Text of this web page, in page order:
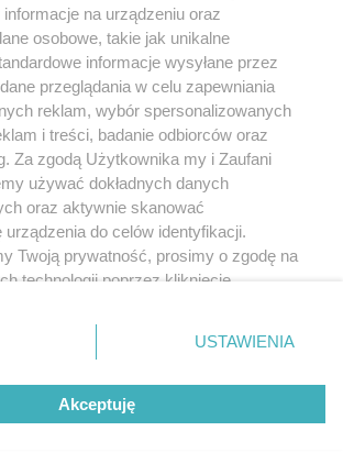
pięciu porcji dziennie.
jak Polacy
jedzą warzywa i owoce
na urządzeniu oraz
osobowe, takie jak unikalne
informacje wysyłane przez
przeglądania w celu zapewniania
reklam, wybór spersonalizowanych
i treści, badanie odbiorców oraz
Za zgodą Użytkownika my i Zaufani
używać dokładnych danych
oraz aktywnie skanować
do celów identyfikacji.
Twoją prywatność, prosimy o zgodę na
technologii poprzez kliknięcie
klikając przycisk ustawień prywatności
lewym dolnym rogu strony
danych nie wymagają zgody
masz prawo sprzeciwić się takiemu
będą miały zastosowanie tylko
USTAWIENIA
Akceptuję